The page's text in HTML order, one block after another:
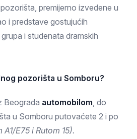
premijerno izvedene u
i predstave gostujućih
i studenata dramskih
pozorišta u Somboru?
Beograda automobilom, do
u Somboru putovaćete 2 i po
E75 i Rutom 15).